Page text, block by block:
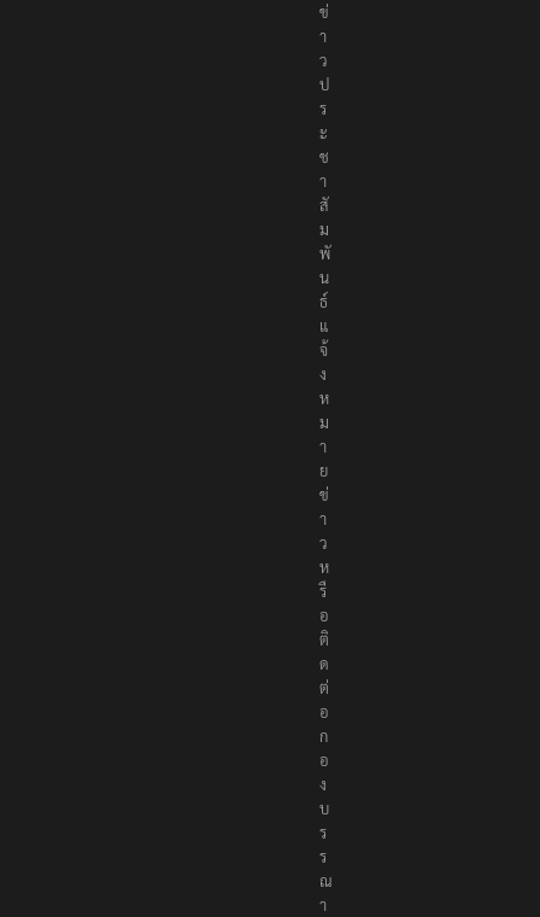
ข่
า
ว
ป
ร
ะ
ช
า
สั
ม
พั
น
ธ์
แ
จ้
ง
ห
ม
า
ย
ข่
า
ว
ห
รื
อ
ติ
ด
ต่
อ
ก
อ
ง
บ
ร
ร
ณ
า